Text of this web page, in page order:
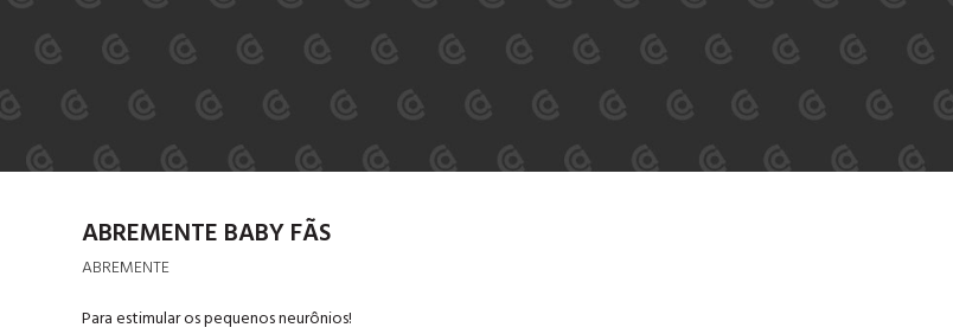
ABREMENTE BABY FÃS
ABREMENTE
Para estimular os pequenos neurônios!